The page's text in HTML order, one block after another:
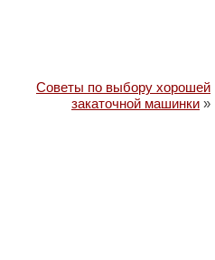
Советы по выбору хорошей
закаточной машинки »